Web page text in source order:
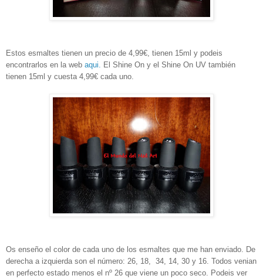
Estos esmaltes tienen un precio de 4,99€, tienen 15ml y podeis
encontrarlos en la web aqui.
El Shine On y el Shine On UV también
tienen 15ml y cuesta 4,99€ cada uno.
Os enseño el color de cada uno de los esmaltes que me han enviado. De
derecha a izquierda son el número: 26, 18, 34, 14, 30 y 16. Todos venian
en perfecto estado menos el nº 26 que viene un poco seco. Podeis ver